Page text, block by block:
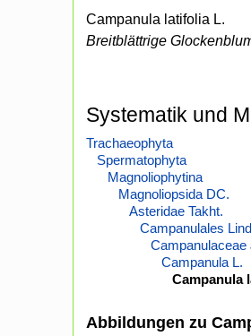
Campanula latifolia L.
Breitblättrige
Systematik und
Trachaeophyta
Spermatophyta
Magnoliophytina
Magnoliopsida DC.
Asteridae Takht.
Campanulales
Campanulaceae
Campanula L.
Campanula
Abbildungen zu